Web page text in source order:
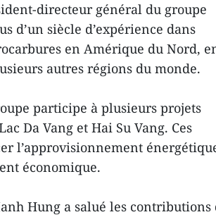
directeur général du groupe
d’un siècle d’expérience dans
en Amérique du Nord,
autres régions du monde.
participe à plusieurs projets
Da Vang et Hai Su Vang. Ces
l’approvisionnement
économique.
Hung a salué les contributions